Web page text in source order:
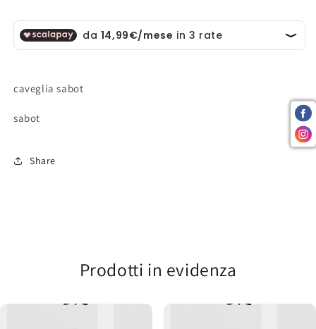
caveglia sabot
sabot
Share
Prodotti in evidenza